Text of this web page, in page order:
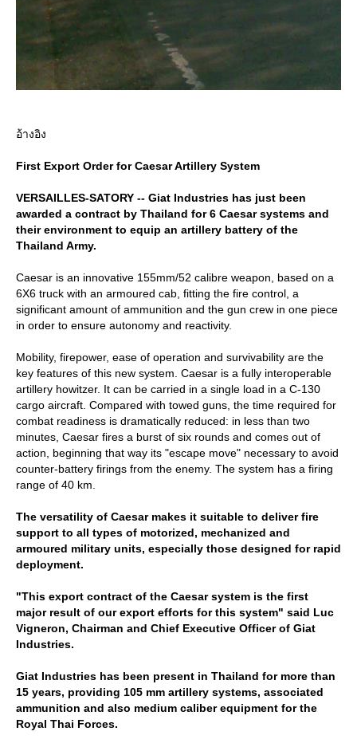
อ้างอิง
First Export Order for Caesar Artillery System
VERSAILLES-SATORY -- Giat Industries has just been
awarded a contract by Thailand for 6 Caesar systems and
their environment to equip an artillery battery of the
Thailand Army.
Caesar is an innovative 155mm/52 calibre weapon, based on a
6X6 truck with an armoured cab, fitting the fire control, a
significant amount of ammunition and the gun crew in one piece
in order to ensure autonomy and reactivity.
Mobility, firepower, ease of operation and survivability are the
key features of this new system. Caesar is a fully interoperable
artillery howitzer. It can be carried in a single load in a C-130
cargo aircraft. Compared with towed guns, the time required for
combat readiness is dramatically reduced: in less than two
minutes, Caesar fires a burst of six rounds and comes out of
action, beginning that way its "escape move" necessary to avoid
counter-battery firings from the enemy. The system has a firing
range of 40 km.
The versatility of Caesar makes it suitable to deliver fire
support to all types of motorized, mechanized and
armoured military units, especially those designed for rapid
deployment.
"This export contract of the Caesar system is the first
major result of our export efforts for this system" said Luc
Vigneron, Chairman and Chief Executive Officer of Giat
Industries.
Giat Industries has been present in Thailand for more than
15 years, providing 105 mm artillery systems, associated
ammunition and also medium caliber equipment for the
Royal Thai Forces.